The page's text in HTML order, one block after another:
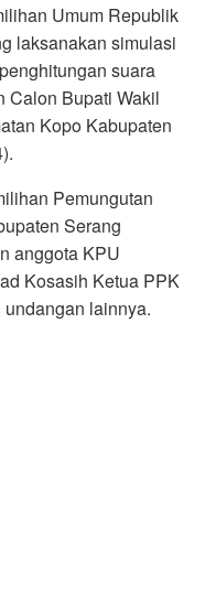
Umum Republik
laksanakan simulasi
suara
Calon Bupati Wakil
Kopo Kabupaten
Pemungutan
Serang
anggota KPU
Kosasih Ketua PPK
lainnya.